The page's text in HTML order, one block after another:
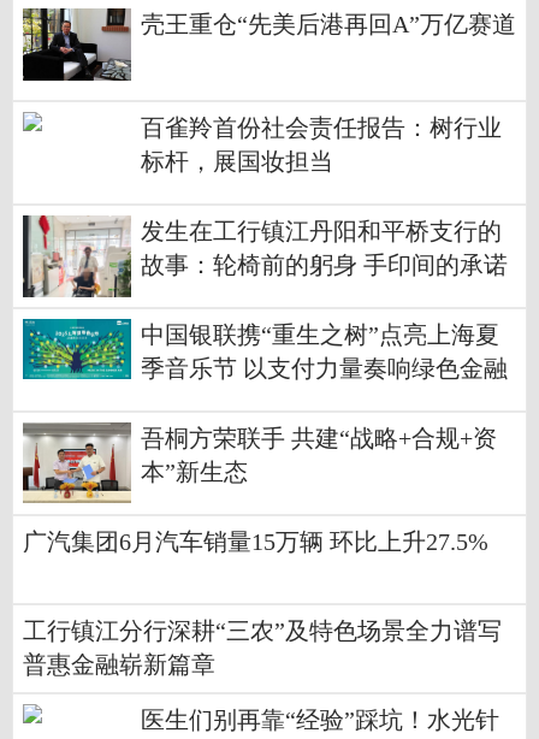
壳王重仓“先美后港再回A”万亿赛道
百雀羚首份社会责任报告：树行业
标杆，展国妆担当
发生在工行镇江丹阳和平桥支行的
故事：轮椅前的躬身 手印间的承诺
中国银联携“重生之树”点亮上海夏
季音乐节 以支付力量奏响绿色金融
吾桐方荣联手 共建“战略+合规+资
本”新生态
广汽集团6月汽车销量15万辆 环比上升27.5%
工行镇江分行深耕“三农”及特色场景全力谱写
普惠金融崭新篇章
医生们别再靠“经验”踩坑！水光针